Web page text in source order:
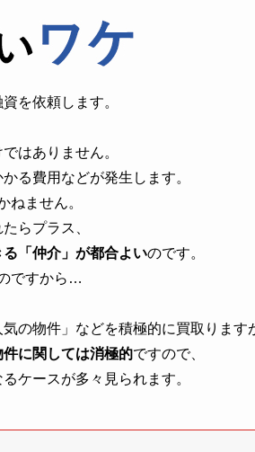
を依頼します。
はありません。
る費用などが発生します。
ねません。
らプラス、
「仲介」が都合よいのです。
ですから…
の物件」などを積極的に買取ります
に関しては消極的ですので、
ケースが多々見られます。